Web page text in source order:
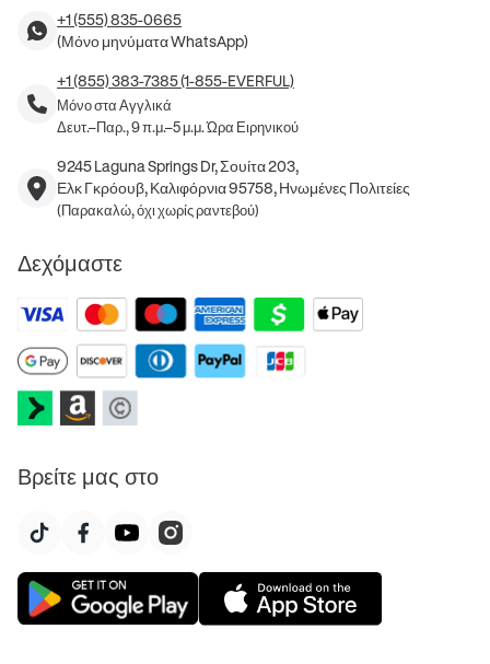
+1 (555) 835-0665
(Μόνο μηνύματα WhatsApp)
+1 (855) 383-7385 (1-855-EVERFUL)
Μόνο στα Αγγλικά
Δευτ.–Παρ., 9 π.μ.–5 μ.μ. Ώρα Ειρηνικού
9245 Laguna Springs Dr, Σουίτα 203,
Ελκ Γκρόουβ, Καλιφόρνια 95758, Ηνωμένες Πολιτείες
(Παρακαλώ, όχι χωρίς ραντεβού)
Δεχόμαστε
Βρείτε μας στο